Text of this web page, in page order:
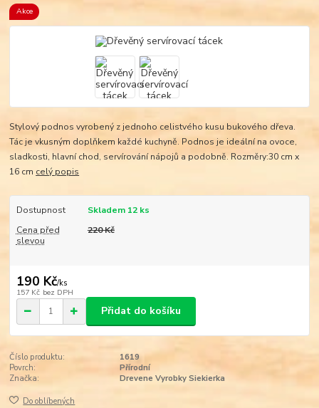
Akce
Stylový podnos vyrobený z jednoho celistvého kusu bukového dřeva.
Tác je vkusným doplňkem každé kuchyně. Podnos je ideální na ovoce,
sladkosti, hlavní chod, servírování nápojů a podobně. Rozměry:30 cm x
16 cm celý popis
Dostupnost
Skladem 12 ks
Cena před
slevou
220 Kč
190 Kč/ks
157 Kč bez DPH
Přidat do košíku
Číslo produktu:
1619
Povrch:
Přírodní
Značka:
Drevene Vyrobky Siekierka
Do oblíbených